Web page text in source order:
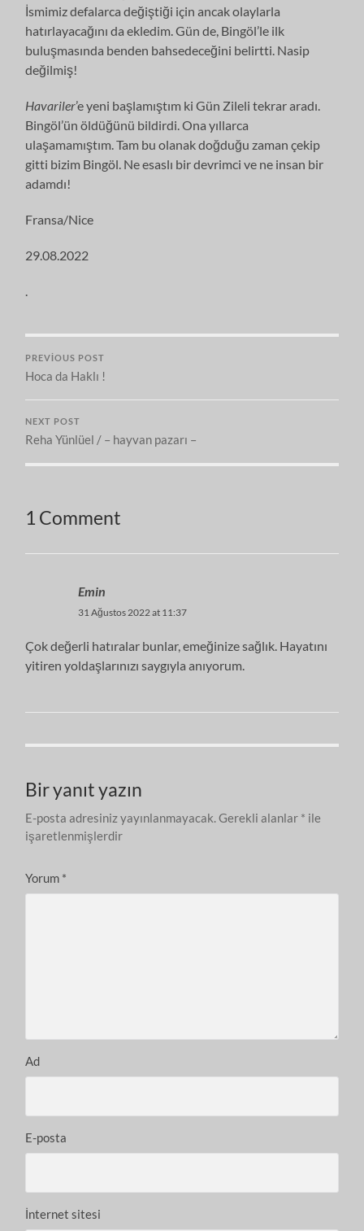
İsmimiz defalarca değiştiği için ancak olaylarla
hatırlayacağını da ekledim. Gün de, Bingöl’le ilk
buluşmasında benden bahsedeceğini belirtti. Nasip
değilmiş!
Havariler’e yeni başlamıştım ki Gün Zileli tekrar aradı.
Bingöl’ün öldüğünü bildirdi. Ona yıllarca
ulaşamamıştım. Tam bu olanak doğduğu zaman çekip
gitti bizim Bingöl. Ne esaslı bir devrimci ve ne insan bir
adamdı!
Fransa/Nice
29.08.2022
PREVIOUS POST
Hoca da Haklı !
NEXT POST
Reha Yünlüel / – hayvan pazarı –
1 Comment
Emin
31 Ağustos 2022 at 11:37
Çok değerli hatıralar bunlar, emeğinize sağlık. Hayatını
yitiren yoldaşlarınızı saygıyla anıyorum.
Bir yanıt yazın
E-posta adresiniz yayınlanmayacak. Gerekli alanlar * ile
işaretlenmişlerdir
Yorum *
Ad
E-posta
İnternet sitesi